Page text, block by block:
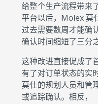
给整个生产流程带来
平台以后，Molex 莫
过去需要数周才能确
确认时间缩短了三分
这种改进直接促成了
有了对订单状态的实
莫仕的规划人员和管
或追踪确认。相反，